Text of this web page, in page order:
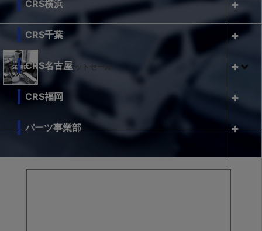
シークレットセール
CRS横浜
CRS千葉
CRS名古屋
CRS福岡
パーツ事業部